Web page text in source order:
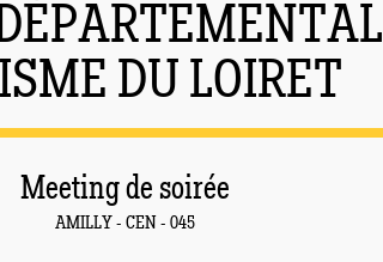
DU LOIRET
Meeting de soirée
AMILLY - CEN - 045